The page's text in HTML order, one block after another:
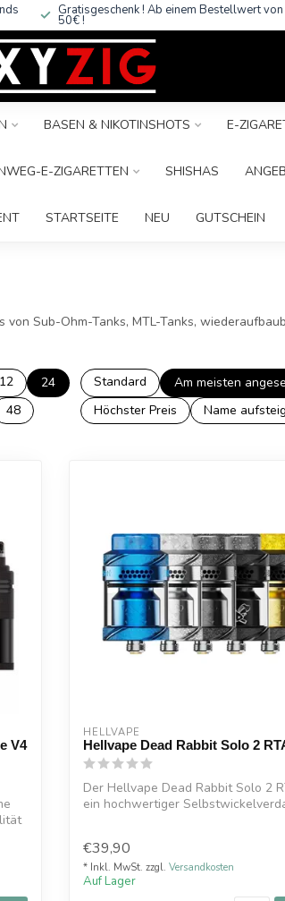
Gratisgeschenk ! Ab einem Bestellwert von
50€ !
BASEN & NIKOTINSHOTS E-
E-ZIGARETTEN SHISHAS
STARTSEITE NEU GUTSCHEIN
Sub-Ohm-Tanks, MTL-Tanks,
12
24
48
Standard Am meisten
Höchster Preis
Name
V4
HELLVAPE
Hellvape Dead Rabbit Solo 2
Der Hellvape Dead Rabbit Solo 2
ein hochwertiger
€39,90
* Inkl. MwSt. zzgl. Versandkosten
Auf Lager